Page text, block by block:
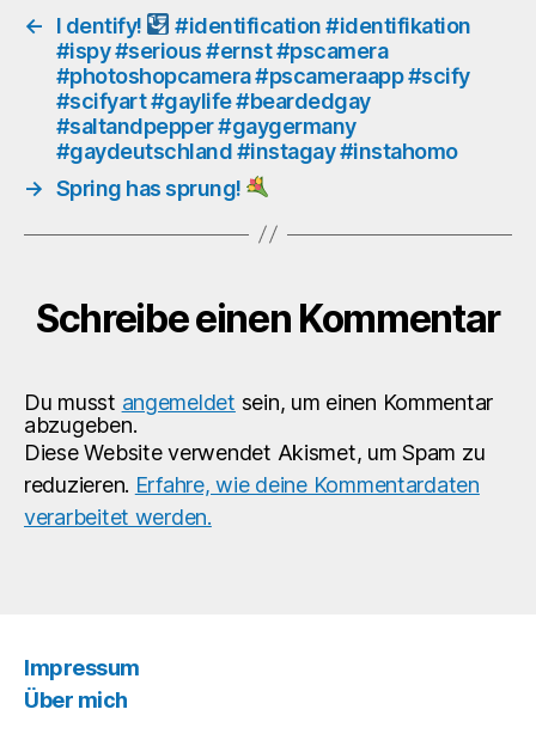
← I dentify!
#identification #identifikation
#ispy #serious #ernst #pscamera
#photoshopcamera #pscameraapp #scify
#scifyart #gaylife #beardedgay
#saltandpepper #gaygermany
#gaydeutschland #instagay #instahomo
→ Spring has sprung!
Schreibe einen Kommentar
Du musst angemeldet sein, um einen Kommentar
abzugeben.
Diese Website verwendet Akismet, um Spam zu
reduzieren. Erfahre, wie deine Kommentardaten
verarbeitet werden.
Impressum
Über mich